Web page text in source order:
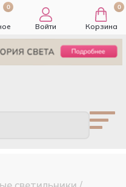
0
Войти
0
Корзина